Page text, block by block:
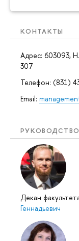
КОНТАКТЫ
Адрес: 603093,
307
Телефон: (831)
Email:
РУКОВОДСТВО
Декан
Геннадьевич